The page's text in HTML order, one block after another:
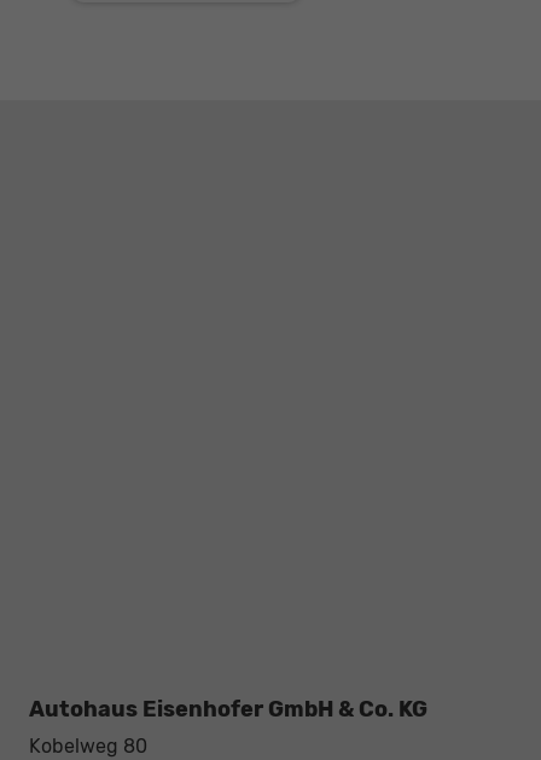
Autohaus Eisenhofer GmbH & Co. KG
Kobelweg 80